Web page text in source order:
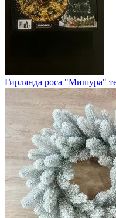
Гирлянда роса "Мишура"